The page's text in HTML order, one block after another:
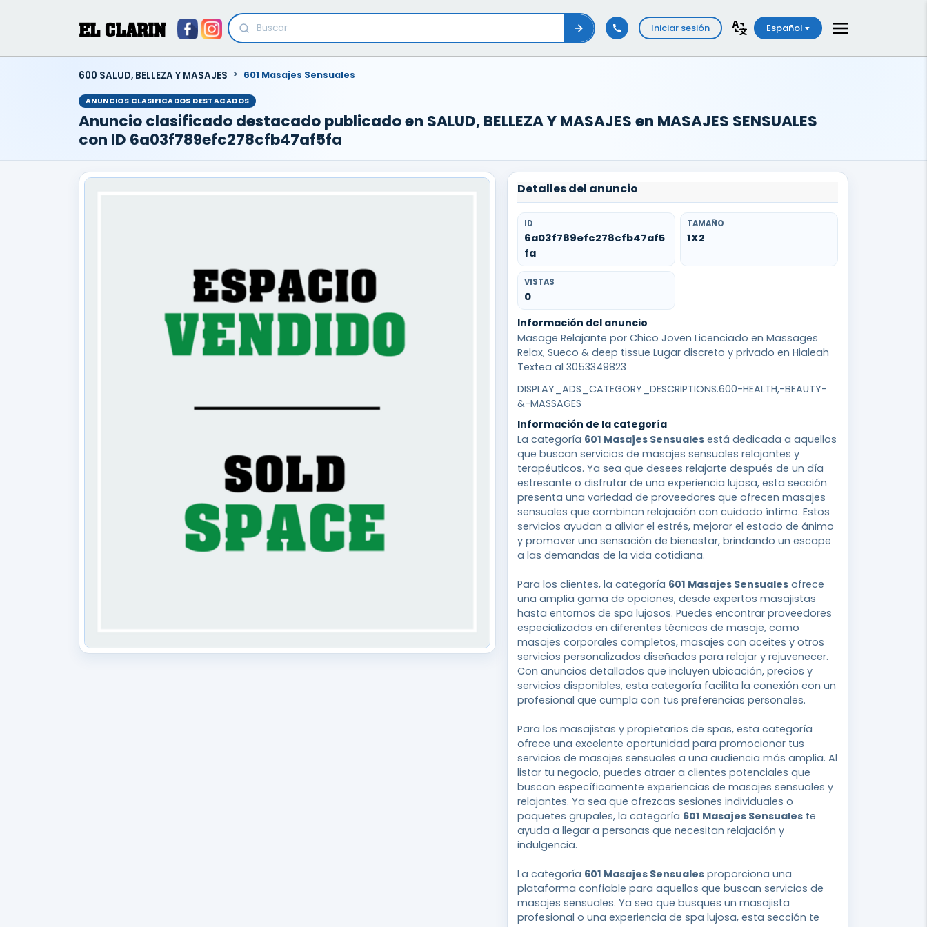
EL CLARIN Iniciar sesión Español
600 SALUD, BELLEZA Y MASAJES 601 Masajes Sensuales
ANUNCIOS CLASIFICADOS DESTACADOS
Anuncio clasificado destacado publicado en SALUD, BELLEZA Y MASAJES en MASAJES SENSUALES
con ID 6a03f789efc278cfb47af5fa
Detalles del anuncio
ID
6a03f789efc278cfb47af5
fa
TAMAÑO
1X2
VISTAS
0
Información del anuncio
Masage Relajante por Chico Joven Licenciado en Massages
Relax, Sueco & deep tissue Lugar discreto y privado en Hialeah
Textea al 3053349823
DISPLAY_ADS_CATEGORY_DESCRIPTIONS.600-HEALTH,-BEAUTY-
&-MASSAGES
Información de la categoría
La categoría 601 Masajes Sensuales está dedicada a aquellos
que buscan servicios de masajes sensuales relajantes y
terapéuticos. Ya sea que desees relajarte después de un día
estresante o disfrutar de una experiencia lujosa, esta sección
presenta una variedad de proveedores que ofrecen masajes
sensuales que combinan relajación con cuidado íntimo. Estos
servicios ayudan a aliviar el estrés, mejorar el estado de ánimo
y promover una sensación de bienestar, brindando un escape
a las demandas de la vida cotidiana.
Para los clientes, la categoría 601 Masajes Sensuales ofrece
una amplia gama de opciones, desde expertos masajistas
hasta entornos de spa lujosos. Puedes encontrar proveedores
especializados en diferentes técnicas de masaje, como
masajes corporales completos, masajes con aceites y otros
servicios personalizados diseñados para relajar y rejuvenecer.
Con anuncios detallados que incluyen ubicación, precios y
servicios disponibles, esta categoría facilita la conexión con un
profesional que cumpla con tus preferencias personales.
Para los masajistas y propietarios de spas, esta categoría
ofrece una excelente oportunidad para promocionar tus
servicios de masajes sensuales a una audiencia más amplia. Al
listar tu negocio, puedes atraer a clientes potenciales que
buscan específicamente experiencias de masajes sensuales y
relajantes. Ya sea que ofrezcas sesiones individuales o
paquetes grupales, la categoría 601 Masajes Sensuales te
ayuda a llegar a personas que necesitan relajación y
indulgencia.
La categoría 601 Masajes Sensuales proporciona una
plataforma confiable para aquellos que buscan servicios de
masajes sensuales. Ya sea que busques un masajista
profesional o una experiencia de spa lujosa, esta sección te